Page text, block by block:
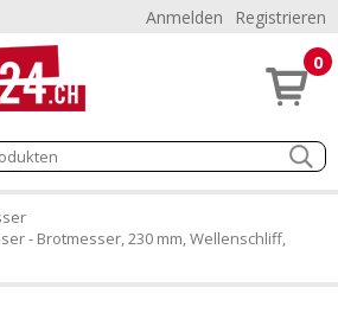
Anmelden Registrieren
0
- Brotmesser, 230 mm, Wellenschliff,